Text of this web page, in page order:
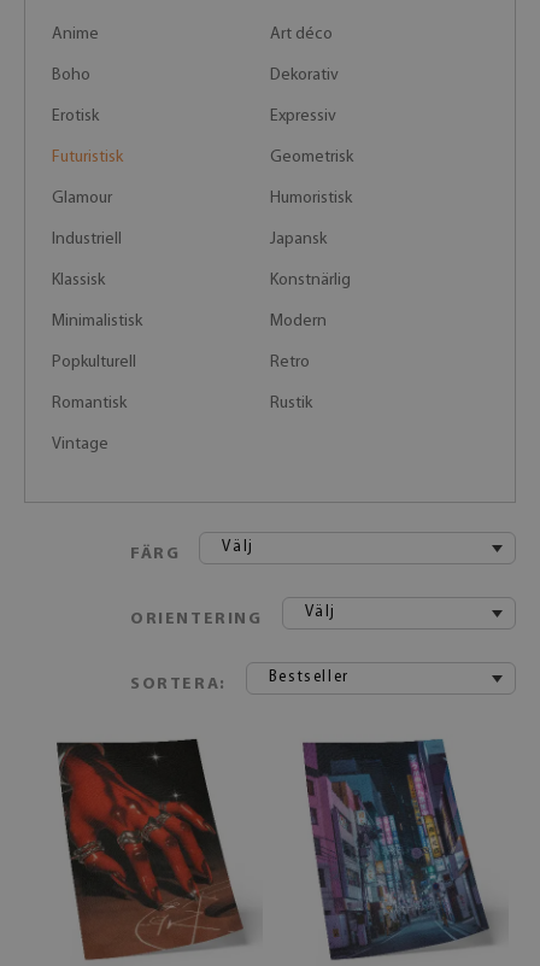
Anime Art déco
Boho Dekorativ
Erotisk Expressiv
Futuristisk Geometrisk
Glamour Humoristisk
Industriell Japansk
Klassisk Konstnärlig
Minimalistisk Modern
Popkulturell Retro
Romantisk Rustik
Vintage
FÄRG Välj
ORIENTERING Välj
SORTERA: Bestseller